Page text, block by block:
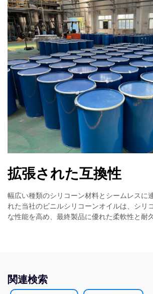
拡張された互換性
幅広い種類のシリコーン材料とシームレスに
れた当社のビニルシリコーンオイルは、シリ
な性能を高め、最終製品に優れた柔軟性と耐
関連検索